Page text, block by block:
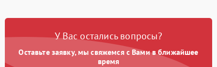
наклона
зарядки
750 ₽
У Вас остались вопросы?
Оставьте заявку, мы свяжемся с Вами в ближайшее
время